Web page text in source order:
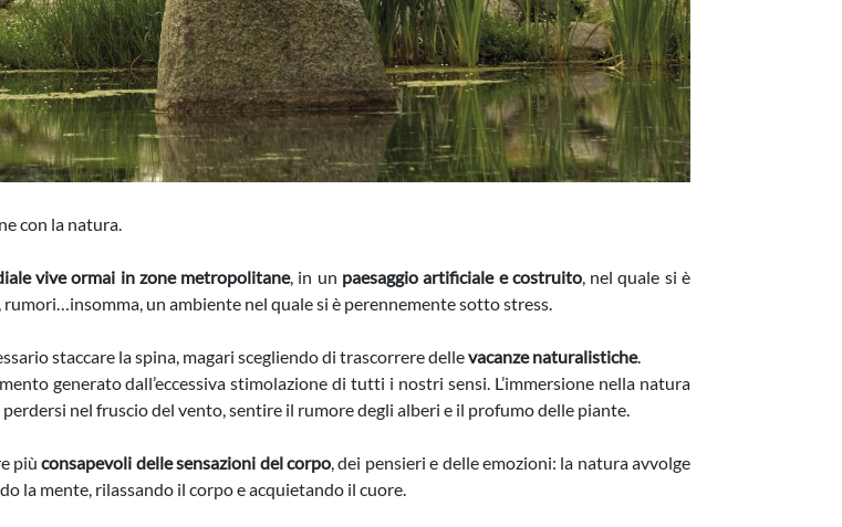
con la natura.
vive ormai in zone metropolitane, in un paesaggio artificiale e costruito, nel quale si è
un ambiente nel quale si è perennemente sotto stress.
staccare la spina, magari scegliendo di trascorrere dellevacanze naturalistiche.
generato dall’eccessiva stimolazione di tutti i nostri sensi. L’immersione nella natura
nel fruscio del vento, sentire il rumore degli alberi e il profumo delle piante.
piùconsapevoli delle sensazioni del corpo, dei pensieri e delle emozioni: la natura avvolge
la mente, rilassando il corpo e acquietando il cuore.